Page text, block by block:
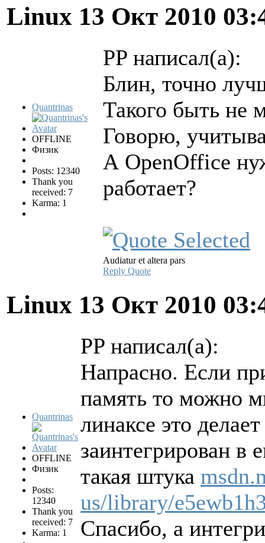
Linux 13 Окт 2010
Quantrinas
OFFLINE
Физик
Posts: 12340
Thank you
received: 7
Karma: 1
PP написал(а):
Блин, точно
Такого быть не
Говорю,
А OpenOffice
работает?
Audiatur et altera pars
Reply Quote
Linux 13 Окт 2010
Quantrinas
OFFLINE
Физик
Posts:
12340
Thank you
received: 7
Karma: 1
PP написал(а):
Напрасно. Если
память то можно
линаксе это
заинтегрирован
такая штука
us/library/
Спасибо, а